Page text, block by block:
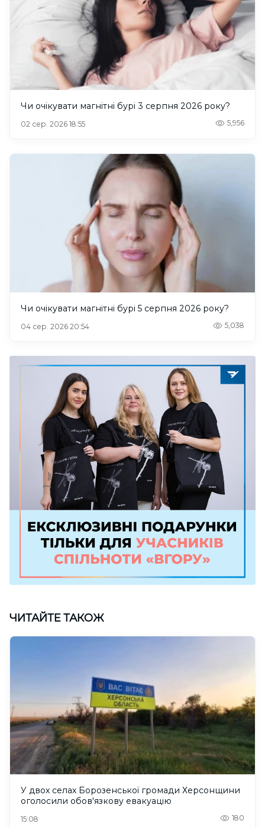
Чи очікувати магнітні бурі 3 серпня 2026 року?
02 сер. 2026 18:55 5,956
Чи очікувати магнітні бурі 5 серпня 2026 року?
04 сер. 2026 20:54 5,038
ЧИТАЙТЕ ТАКОЖ
У двох селах Борозенської громади Херсонщини
оголосили обов'язкову евакуацію
15:08 180